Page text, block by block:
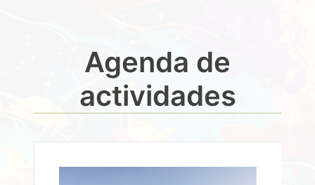
Agenda de
actividades